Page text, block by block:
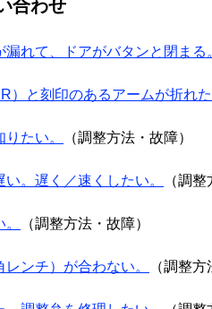
合わせ
れて、ドアがバタンと閉まる
）と刻印のあるアームが折れた
たい。 （調整方法・故障）
。遅く／速くしたい。 （調
（調整方法・故障）
ンチ）が合わない。 （調整方